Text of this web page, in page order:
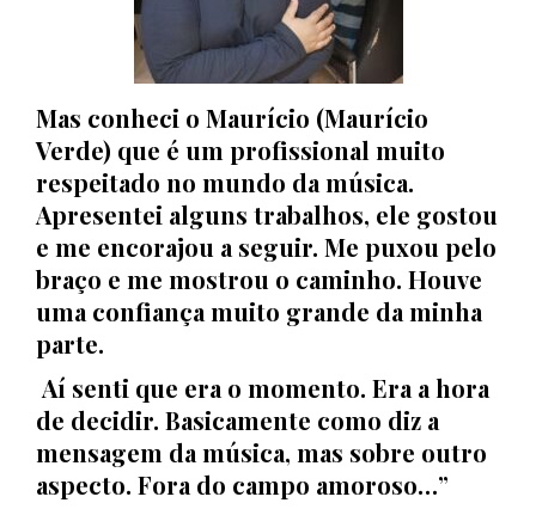
Mas conheci o Maurício (Maurício
Verde) que é um profissional muito
respeitado no mundo da música.
Apresentei alguns trabalhos, ele gostou
e me encorajou a seguir. Me puxou pelo
braço e me mostrou o caminho. Houve
uma confiança muito grande da minha
parte.
Aí senti que era o momento. Era a hora
de decidir. Basicamente como diz a
mensagem da música, mas sobre outro
aspecto. Fora do campo amoroso…”